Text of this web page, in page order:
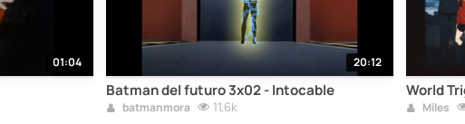
01:04 20:12
Batman del futuro 3x02 - Intocable
batmanmora 11,6k
World
Miles